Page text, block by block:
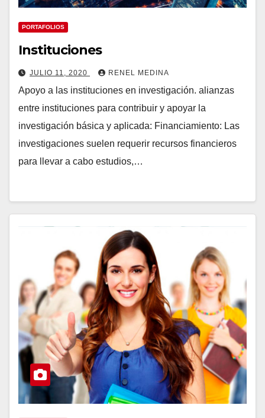
PORTAFOLIOS
Instituciones
JULIO 11, 2020 RENEL MEDINA
Apoyo a las instituciones en investigación. alianzas
entre instituciones para contribuir y apoyar la
investigación básica y aplicada: Financiamiento: Las
investigaciones suelen requerir recursos financieros
para llevar a cabo estudios,…